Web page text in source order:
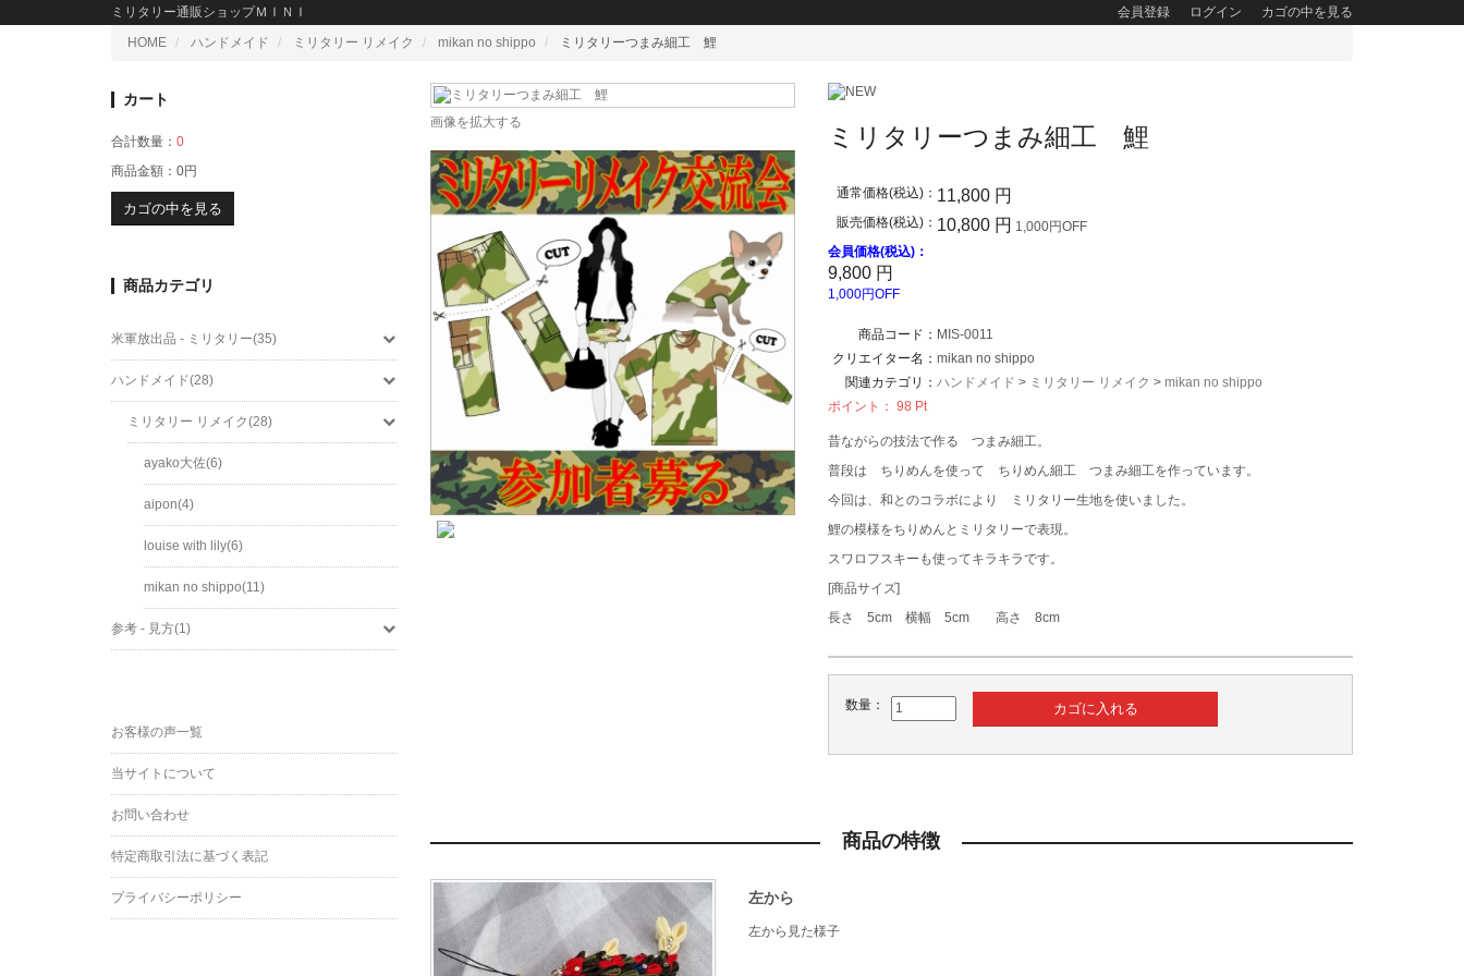
ミリタリー通販ショップＭＩＮＩ 会員登録 ログイン
カゴの中を見る
HOME
ハンドメイド ミリタリー リメイク mikan no shippo ミリタリーつまみ細工 鯉
画像を拡大する ミリタリーつまみ細工 鯉
通常価格(税込)： 11,800 円
販売価格(税込)： 10,800 円 1,000円OFF
会員価格(税込)：
9,800 円
1,000円OFF
商品コード： MIS-0011
クリエイター名：mikan no shippo
関連カテゴリ：ハンドメイド > ミリタリー リメイク >mikan no shippo
ポイント：98 Pt
昔ながらの技法で作る つまみ細工。
普段は ちりめんを使って ちりめん細工 つまみ細工を作っています。
今回は、和とのコラボにより ミリタリー生地を使いました。
鯉の模様をちりめんとミリタリーで表現。
スワロフスキーも使ってキラキラです。
[商品サイズ]
長さ 5cm 横幅 5cm 高さ 8cm
数量： カゴに入れる
商品の特徴
左から
左から見た様子
カート
合計数量： 0
商品金額： 0円
カゴの中を見る
商品カテゴリ
米軍放出品 - ミリタリー(35)
ハンドメイド(28)
ミリタリー リメイク(28)
ayako大佐(6)
aipon(4)
louise with lily(6)
mikan no shippo(11)
参考 - 見方(1)
お客様の声一覧
当サイトについて
お問い合わせ
特定商取引法に基づく表記
プライバシーポリシー